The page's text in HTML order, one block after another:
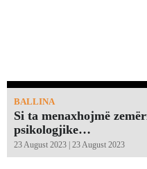
BALLINA
Si ta menaxhojmë
psikologjike…
23 August 2023 | 23 August 2023